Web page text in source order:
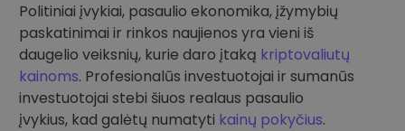
Politiniai įvykiai, pasaulio ekonomika, įžymybių
paskatinimai ir rinkos naujienos yra vieni iš
daugelio veiksnių, kurie daro įtaką kriptovaliutų
kainoms. Profesionalūs investuotojai ir sumanūs
investuotojai stebi šiuos realaus pasaulio
įvykius, kad galėtų numatyti kainų pokyčius.